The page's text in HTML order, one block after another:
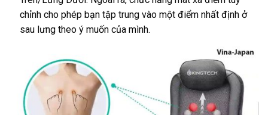
chỉnh cho phép bạn tập trung vào một điểm nhất định ở
sau lưng theo ý muốn của mình.